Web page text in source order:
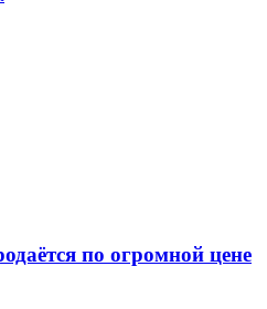
по огромной цене